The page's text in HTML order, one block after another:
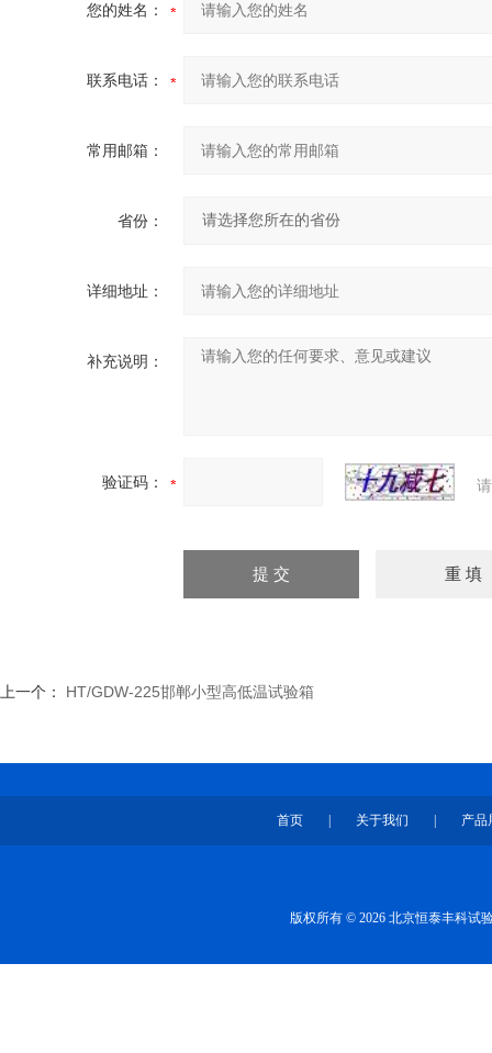
您的姓名：
联系电话：
常用邮箱：
省份：
详细地址：
补充说明：
验证码：
上一个： HT/GDW-225邯郸小型高低温试验箱
首页 关于我们 产品
版权所有 © 2026 北京恒泰丰科试